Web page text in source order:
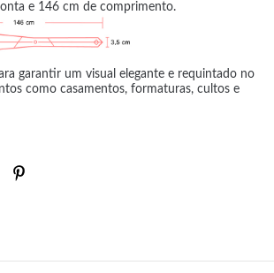
e 146 cm de comprimento.
garantir um visual elegante e requintado no
como casamentos, formaturas, cultos e